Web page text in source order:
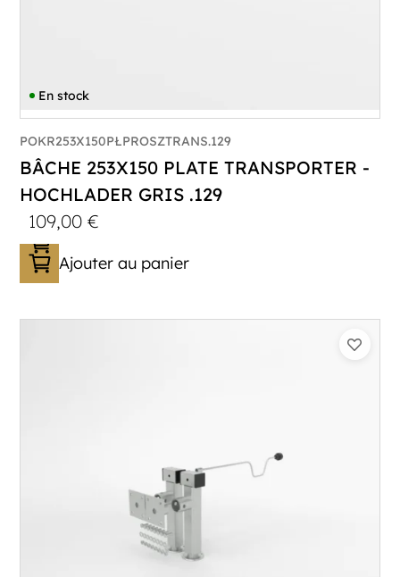
En stock
POKR253X150PŁPROSZTRANS.129
BÂCHE 253X150 PLATE TRANSPORTER -
HOCHLADER GRIS .129
109,00€
Ajouter au panier